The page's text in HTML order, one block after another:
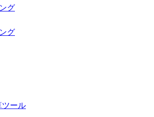
グ
グ
ツール